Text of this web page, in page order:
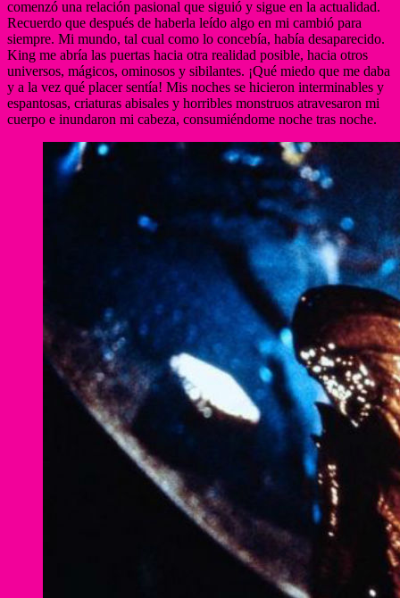
comenzó una relación pasional que siguió y sigue en la actualidad.
Recuerdo que después de haberla leído algo en mi cambió para
siempre. Mi mundo, tal cual como lo concebía, había desaparecido.
King me abría las puertas hacia otra realidad posible, hacia otros
universos, mágicos, ominosos y sibilantes. ¡Qué miedo que me daba
y a la vez qué placer sentía! Mis noches se hicieron interminables y
espantosas, criaturas abisales y horribles monstruos atravesaron mi
cuerpo e inundaron mi cabeza, consumiéndome noche tras noche.